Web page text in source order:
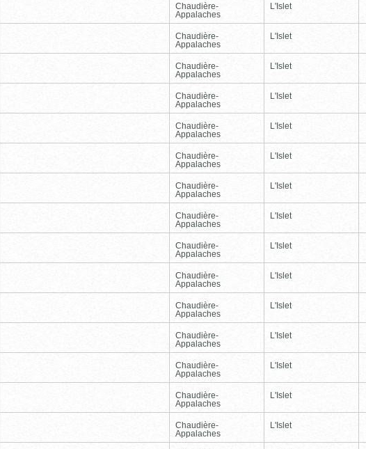
Chaudière-
Appalaches
L'Islet
Chaudière-
Appalaches
L'Islet
Chaudière-
Appalaches
L'Islet
Chaudière-
Appalaches
L'Islet
Chaudière-
Appalaches
L'Islet
Chaudière-
Appalaches
L'Islet
Chaudière-
Appalaches
L'Islet
Chaudière-
Appalaches
L'Islet
Chaudière-
Appalaches
L'Islet
Chaudière-
Appalaches
L'Islet
Chaudière-
Appalaches
L'Islet
Chaudière-
Appalaches
L'Islet
Chaudière-
Appalaches
L'Islet
Chaudière-
Appalaches
L'Islet
Chaudière-
Appalaches
L'Islet